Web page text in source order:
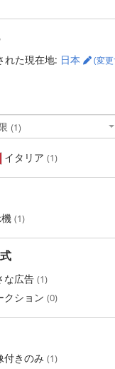
れた現在地: 日本
(変
(1)
イタリア (1)
(1)
な広告 (1)
クション (0)
付きのみ (1)